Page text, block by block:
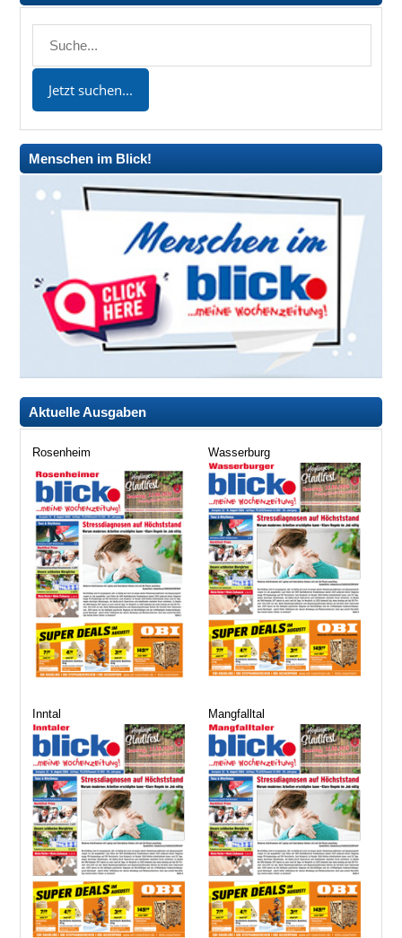
Menschen im Blick!
Aktuelle Ausgaben
Rosenheim Wasserburg
Inntal Mangfalltal